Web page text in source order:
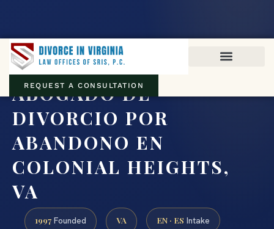
REQUEST A CONSULTATION
ABOGADO DE
DIVORCIO POR
ABANDONO EN
COLONIAL HEIGHTS,
VA
1997 Founded VA EN · ES Intake